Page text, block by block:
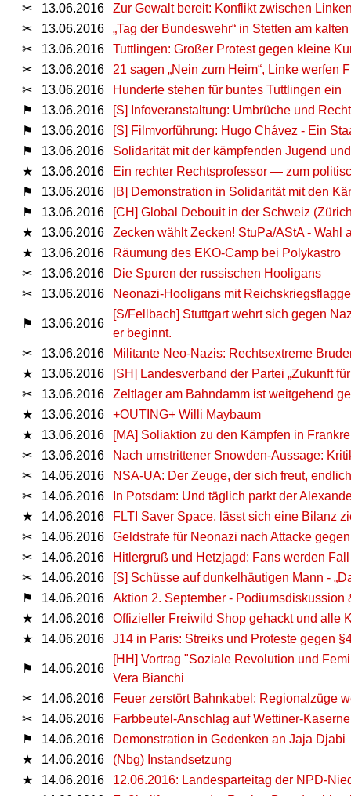
✂
13.06.2016
Zur Gewalt bereit: Konflikt zwischen
✂
13.06.2016
„Tag der Bundeswehr“ in Stetten am
✂
13.06.2016
Tuttlingen: Großer Protest gegen kleine
✂
13.06.2016
21 sagen „Nein zum Heim“, Linke werfen
✂
13.06.2016
Hunderte stehen für buntes Tuttlingen ein
⚑
13.06.2016
[S] Infoveranstaltung: Umbrüche und
⚑
13.06.2016
[S] Filmvorführung: Hugo Chávez - Ein
⚑
13.06.2016
Solidarität mit der kämpfenden Jugend
★
13.06.2016
Ein rechter Rechtsprofessor — zum
⚑
13.06.2016
[B] Demonstration in Solidarität mit den
⚑
13.06.2016
[CH] Global Debouit in der Schweiz
★
13.06.2016
Zecken wählt Zecken! StuPa/AStA - Wahl
★
13.06.2016
Räumung des EKO-Camp bei Polykastro
✂
13.06.2016
Die Spuren der russischen Hooligans
✂
13.06.2016 Neonazi-Hooligans mit
⚑ 13.06.2016
[S/Fellbach] Stuttgart wehrt sich gegen
er beginnt.
✂
13.06.2016
Militante Neo-Nazis: Rechtsextreme
★
13.06.2016
[SH] Landesverband der Partei „Zukunft
✂
13.06.2016
Zeltlager am Bahndamm ist weitgehend
★
13.06.2016
+OUTING+ Willi Maybaum
★
13.06.2016
[MA] Soliaktion zu den Kämpfen in
✂
13.06.2016
Nach umstrittener Snowden-Aussage:
✂
14.06.2016
NSA-UA: Der Zeuge, der sich freut,
✂
14.06.2016
In Potsdam: Und täglich parkt der
★
14.06.2016
FLTI Saver Space, lässt sich eine Bilanz
✂
14.06.2016
Geldstrafe für Neonazi nach Attacke
✂
14.06.2016
Hitlergruß und Hetzjagd: Fans werden
✂
14.06.2016
[S] Schüsse auf dunkelhäutigen Mann -
⚑
14.06.2016
Aktion 2. September - Podiumsdiskussion
★
14.06.2016
Offizieller Freiwild Shop gehackt und alle
★
14.06.2016 J14 in Paris: Streiks und Proteste gegen
⚑ 14.06.2016
[HH] Vortrag "Soziale Revolution und
Vera Bianchi
✂
14.06.2016
Feuer zerstört Bahnkabel: Regionalzüge
✂
14.06.2016
Farbbeutel-Anschlag auf Wettiner-Kaserne
⚑
14.06.2016
Demonstration in Gedenken an Jaja Djabi
★
14.06.2016
(Nbg) Instandsetzung
★
14.06.2016
12.06.2016: Landesparteitag der NPD-